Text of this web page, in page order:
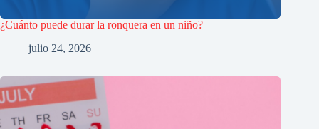
¿Cuánto puede durar la ronquera en un niño?
julio 24, 2026